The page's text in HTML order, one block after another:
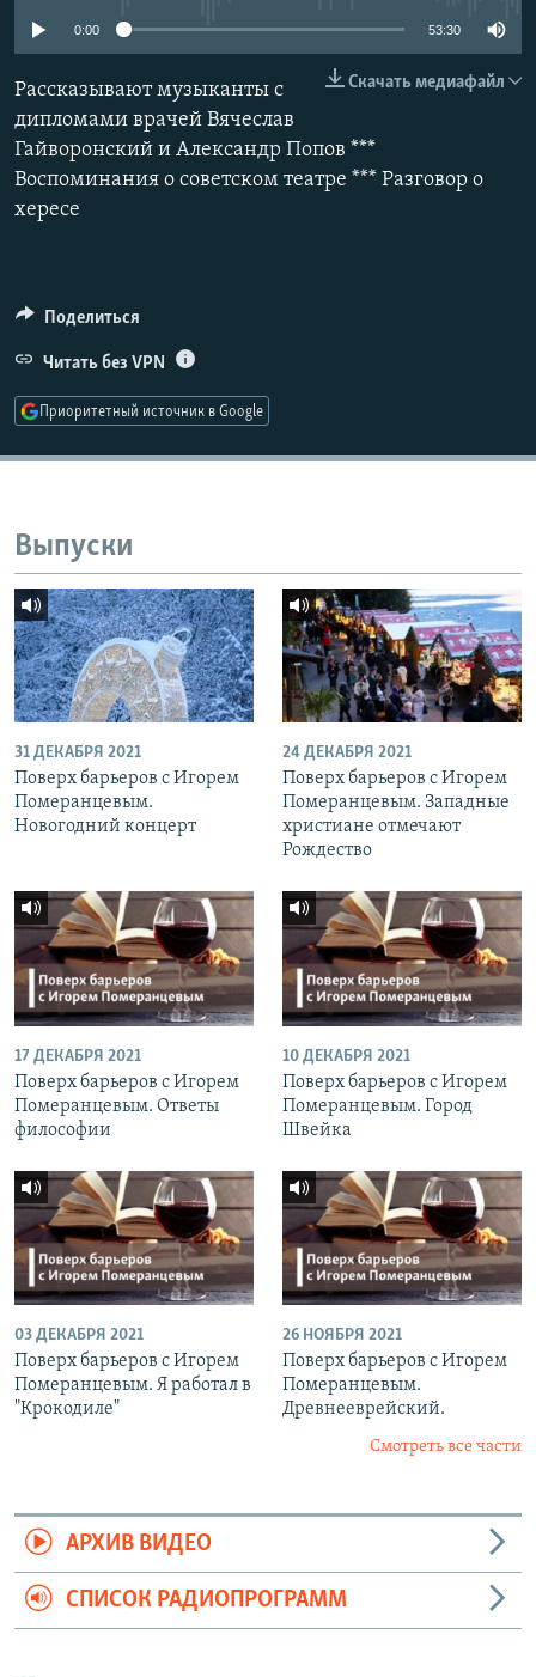
РАСПИСАНИЕ ВЕЩАНИЯ
СОЦИАЛЬНЫЕ СЕТИ
0:00 53:30
Скачать медиафайл
Рассказывают музыканты с
дипломами врачей Вячеслав
Гайворонский и Александр Попов ***
Воспоминания о советском театре *** Разговор о
хересе
Поделиться
Читать без VPN
Приоритетный источник в Google
Выпуски
31 ДЕКАБРЯ 2021
Поверх барьеров с Игорем
Померанцевым.
Новогодний концерт
24 ДЕКАБРЯ 2021
Поверх барьеров с Игорем
Померанцевым. Западные
христиане отмечают
Рождество
17 ДЕКАБРЯ 2021
Поверх барьеров с Игорем
Померанцевым. Ответы
философии
10 ДЕКАБРЯ 2021
Поверх барьеров с Игорем
Померанцевым. Город
Швейка
03 ДЕКАБРЯ 2021
Поверх барьеров с Игорем
Померанцевым. Я работал в
"Крокодиле"
26 НОЯБРЯ 2021
Поверх барьеров с Игорем
Померанцевым.
Древнееврейский.
Смотреть все части
АРХИВ ВИДЕО
СПИСОК РАДИОПРОГРАММ